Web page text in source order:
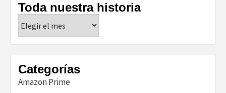
Toda nuestra historia
nuestra
historia
Categorías
Amazon Prime